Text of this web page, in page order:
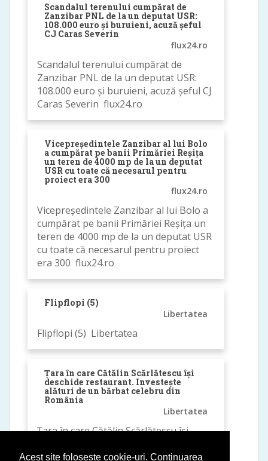
Acest site folosește cookie-uri. Continuarea
Scandalul terenului cumpărat de
Zanzibar PNL de la un deputat USR:
108.000 euro și buruieni, acuză șeful
CJ Caras Severin
flux24.ro
Scandalul terenului cumpărat de
Zanzibar PNL de la un deputat USR:
108.000 euro și buruieni, acuză șeful CJ
Caras Severin flux24.ro
Vicepreședintele Zanzibar al lui Bolo
a cumpărat pe banii Primăriei Reșița
un teren de 4000 mp de la un deputat
USR cu toate că necesarul pentru
proiect era 300
flux24.ro
Vicepreședintele Zanzibar al lui Bolo a
cumpărat pe banii Primăriei Reșița un
teren de 4000 mp de la un deputat USR
cu toate că necesarul pentru proiect
era 300 flux24.ro
Flipflopi (5)
Libertatea
Flipflopi (5) Libertatea
Țara în care Cătălin Scărlătescu își
deschide restaurant. Investește
alături de un bărbat celebru din
România
Libertatea
Țara în care Cătălin Scărlătescu își
de un bărbat celebru din